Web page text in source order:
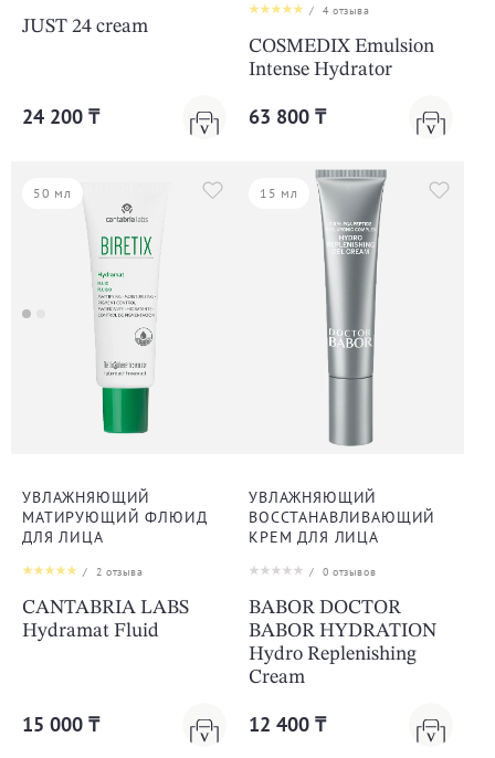
JUST 24 cream
24 200 ₸
/ 4отзыва
COSMEDIX Emulsion
Intense Hydrator
63 800 ₸
50 мл
УВЛАЖНЯЮЩИЙ
МАТИРУЮЩИЙ ФЛЮИД
ДЛЯ ЛИЦА
/ 2 отзыва
CANTABRIA LABS
Hydramat Fluid
15 000 ₸
15 мл
УВЛАЖНЯЮЩИЙ
ВОССТАНАВЛИВАЮЩИЙ
КРЕМ ДЛЯ ЛИЦА
/ 0 отзывов
BABOR DOCTOR
BABOR HYDRATION
Hydro Replenishing
Cream
12 400 ₸